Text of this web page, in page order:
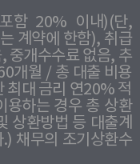
함 20% 이내)(단,
계약에 한함), 취급
중개수수료 없음, 추
개월 / 총 대출 비용
최대 금리 연20% 적
용하는 경우 총 상환
상환방법 등 대출계
채무의 조기상환수